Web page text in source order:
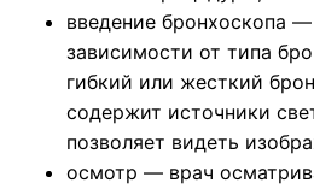
введение бронхоскопа
зависимости от типа
гибкий или жесткий
содержит источники
позволяет видеть
осмотр — врач